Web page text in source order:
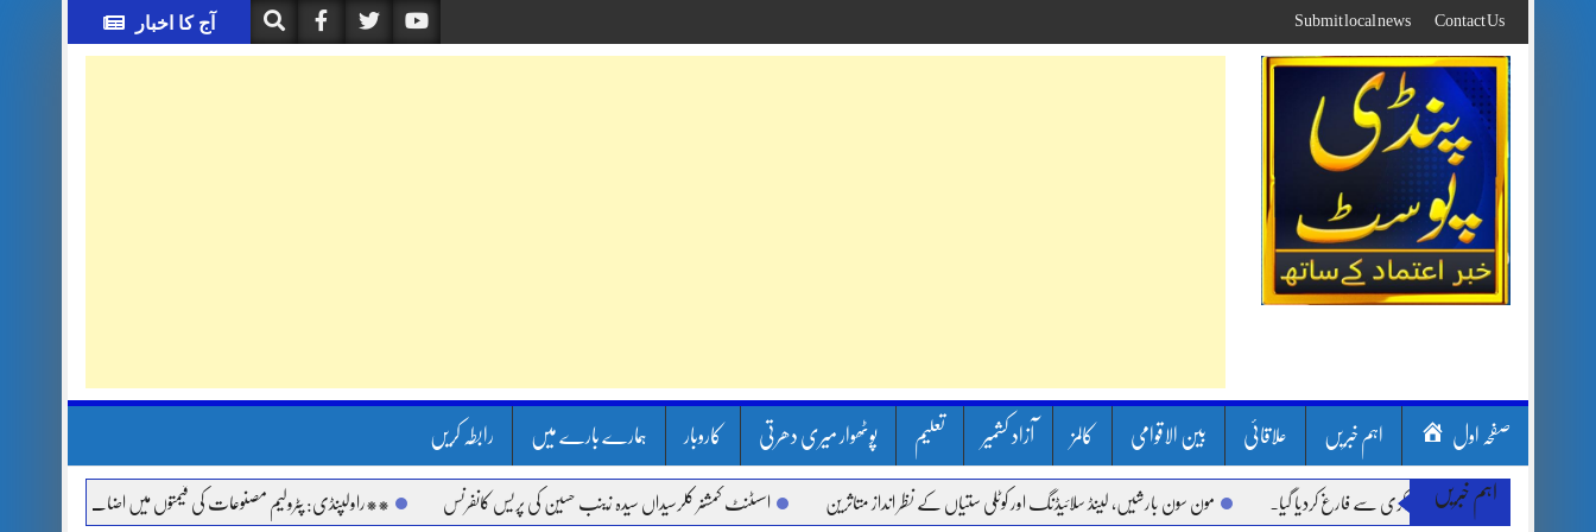
to
content
آج کا اخبار Contact Us
Submit local news
صفحہ اول اہم خبریں علاقائی بین الاقوامی کالمز آزاد کشمیر تعلیم پوٹھوار میری دھرتی کاروبار ہمارے بارے میں رابطہ کریں
اہم خبریں مون سون بارشیں، لینڈ سلائیڈنگ اور کوٹلی ستیاں کے نظر انداز متاثرین اسسٹنٹ کمشنر کلرسیداں سیدہ زینب حسین کی پریس کانفرنس **راولپنڈی: پٹرولیم مصنوعات کی قیمتوں میں اضافے اور مہنگائی کے